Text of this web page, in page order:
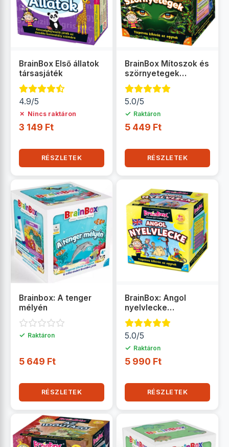
BrainBox Első állatok
társasjáték
4.9/5
✗ Nincs raktáron
3 149 Ft
RÉSZLETEK
BrainBox Mítoszok és
szörnyetegek
társasjáték
5.0/5
✓ Raktáron
5 449 Ft
RÉSZLETEK
Brainbox: A tenger
mélyén
✓ Raktáron
5 649 Ft
RÉSZLETEK
BrainBox: Angol
nyelvlecke
társasjáték
5.0/5
✓ Raktáron
5 990 Ft
RÉSZLETEK